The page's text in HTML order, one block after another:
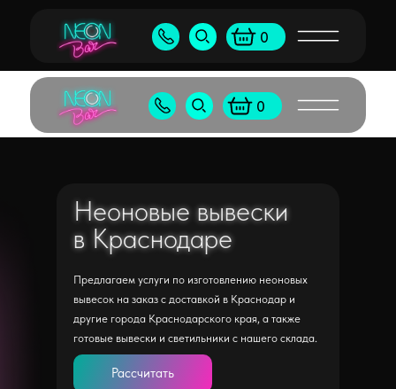
0
+7 (905) 538-80-50
+7 (495) 065-55-96
0
Неоновые вывески
в Краснодаре
Предлагаем услуги по изготовлению неоновых
вывесок на заказ с доставкой в Краснодар и
другие города Краснодарского края, а также
готовые вывески и светильники с нашего склада.
Рассчитать
Неоновые вывески
в Краснодаре